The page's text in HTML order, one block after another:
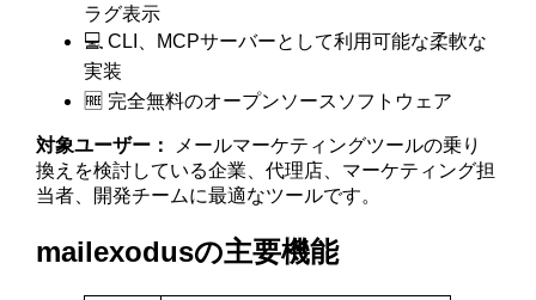
ラグ表示
💻 CLI、MCPサーバーとして利用可能な柔軟な
実装
🆓 完全無料のオープンソースソフトウェア
対象ユーザー：
メールマーケティングツールの乗り
換えを検討している企業、代理店、マーケティング担
当者、開発チームに最適なツールです。
mailexodusの主要機能